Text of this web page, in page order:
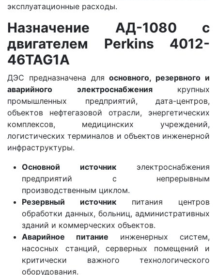
эксплуатационные расходы.
Назначение АД-1080 с
двигателем Perkins 4012-
46TAG1A
ДЭС предназначена дляосновного, резервного и
аварийного электроснабжениякрупных
промышленных предприятий, дата-центров,
объектов нефтегазовой отрасли, энергетических
комплексов, медицинских учреждений,
логистических терминалов и объектов инженерной
инфраструктуры.
Основной источник электроснабжения
предприятий с непрерывным
производственным циклом.
Резервный источник питания центров
обработки данных, больниц, административных
зданий и коммерческих объектов.
Аварийное питание инженерных систем,
насосных станций, серверных помещений и
критически важного технологического
оборудования.